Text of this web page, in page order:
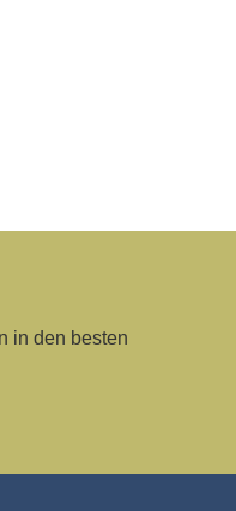
in den besten